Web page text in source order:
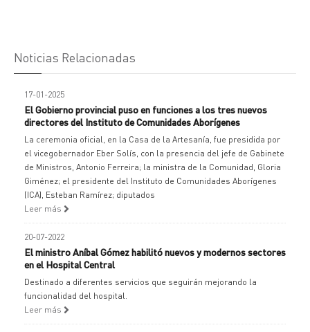
Noticias Relacionadas
17-01-2025
El Gobierno provincial puso en funciones a los tres nuevos
directores del Instituto de Comunidades Aborígenes
La ceremonia oficial, en la Casa de la Artesanía, fue presidida por
el vicegobernador Eber Solís, con la presencia del jefe de Gabinete
de Ministros, Antonio Ferreira; la ministra de la Comunidad, Gloria
Giménez; el presidente del Instituto de Comunidades Aborígenes
(ICA), Esteban Ramírez; diputados
Leer más
20-07-2022
El ministro Aníbal Gómez habilitó nuevos y modernos sectores
en el Hospital Central
Destinado a diferentes servicios que seguirán mejorando la
funcionalidad del hospital.
Leer más